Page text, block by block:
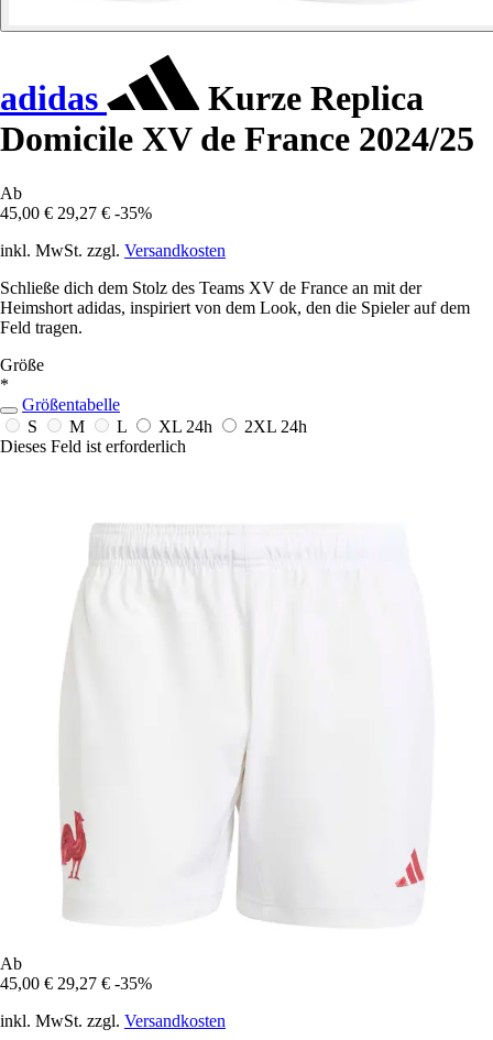
adidas
Kurze Replica
Domicile XV de France 2024/25
Ab
45,00 € 29,27 € -35%
inkl. MwSt. zzgl. Versandkosten
Schließe dich dem Stolz des Teams XV de France an mit der
Heimshort adidas, inspiriert von dem Look, den die Spieler auf dem
Feld tragen.
Größe
*
Größentabelle
S
M L XL 24h 2XL 24h
Dieses Feld ist erforderlich
Ab
45,00 € 29,27 € -35%
inkl. MwSt. zzgl. Versandkosten